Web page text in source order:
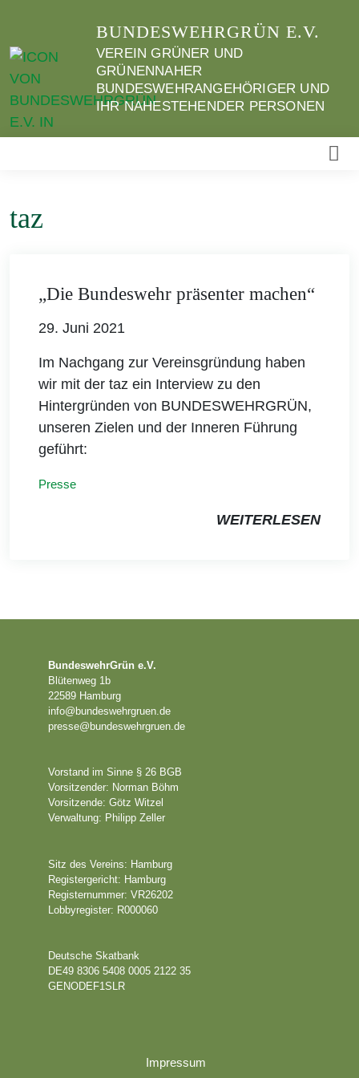
Inhalt
BUNDESWEHRGRÜN E.V.
VEREIN GRÜNER UND
GRÜNENNAHER
BUNDESWEHRANGEHÖRIGER UND
IHR NAHESTEHENDER PERSONEN
taz
„Die Bundeswehr präsenter machen“
29. Juni 2021
Im Nachgang zur Vereinsgründung haben
wir mit der taz ein Interview zu den
Hintergründen von BUNDESWEHRGRÜN,
unseren Zielen und der Inneren Führung
geführt:
Presse
WEITERLESEN
BundeswehrGrün e.V.
Blütenweg 1b
22589 Hamburg
info@bundeswehrgruen.de
presse@bundeswehrgruen.de
Vorstand im Sinne § 26 BGB
Vorsitzender: Norman Böhm
Vorsitzende: Götz Witzel
Verwaltung: Philipp Zeller
Sitz des Vereins: Hamburg
Registergericht: Hamburg
Registernummer: VR26202
Lobbyregister: R000060
Deutsche Skatbank
DE49 8306 5408 0005 2122 35
GENODEF1SLR
Impressum